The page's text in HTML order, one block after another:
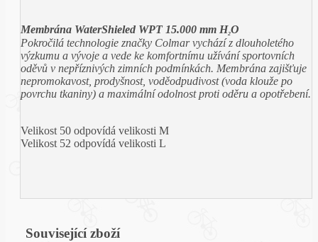
Membrána WaterShieled WPT 15.000 mm H2O
Pokročilá technologie značky Colmar vychází z dlouholetého
výzkumu a vývoje a vede ke komfortnímu užívání sportovních
oděvů v nepříznivých zimních podmínkách. Membrána zajišťuje
nepromokavost, prodyšnost, voděodpudivost (voda klouže po
povrchu tkaniny) a maximální odolnost proti oděru a opotřebení.
Velikost 50 odpovídá velikosti M
Velikost 52 odpovídá velikosti L
Související zboží